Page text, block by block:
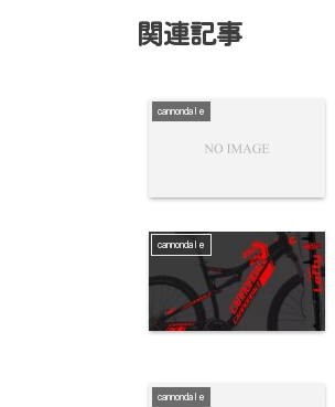
関連記事
cannondale
cannondale
cannondale